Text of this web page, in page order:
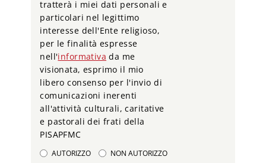
tratterà i miei dati personali e
particolari nel legittimo
interesse dell'Ente religioso,
per le finalità espresse
nell'informativa da me
visionata, esprimo il mio
libero consenso per l'invio di
comunicazioni inerenti
all'attività culturali, caritative
e pastorali dei frati della
PISAPFMC
AUTORIZZO NON AUTORIZZO